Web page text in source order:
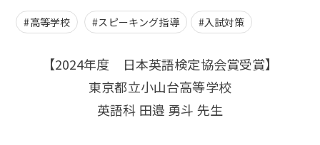
#高等学校 #スピーキング指導 #入試対策
【2024年度 日本英語検定協会賞受賞】
東京都立小山台高等学校
英語科 田邉 勇斗 先生